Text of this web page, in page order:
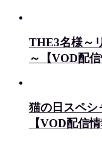
THE3名様～
～【VOD配信
猫の日スペシ
【VOD配信情